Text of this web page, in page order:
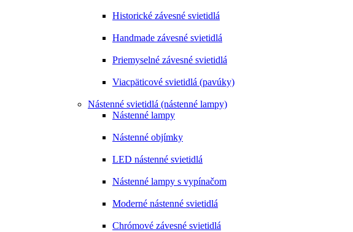
Historické závesné svietidlá
Handmade závesné svietidlá
Priemyselné závesné svietidlá
Viacpäticové svietidlá (pavúky)
Nástenné svietidlá (nástenné lampy)
Nástenné lampy
Nástenné objímky
LED nástenné svietidlá
Nástenné lampy s vypínačom
Moderné nástenné svietidlá
Chrómové závesné svietidlá